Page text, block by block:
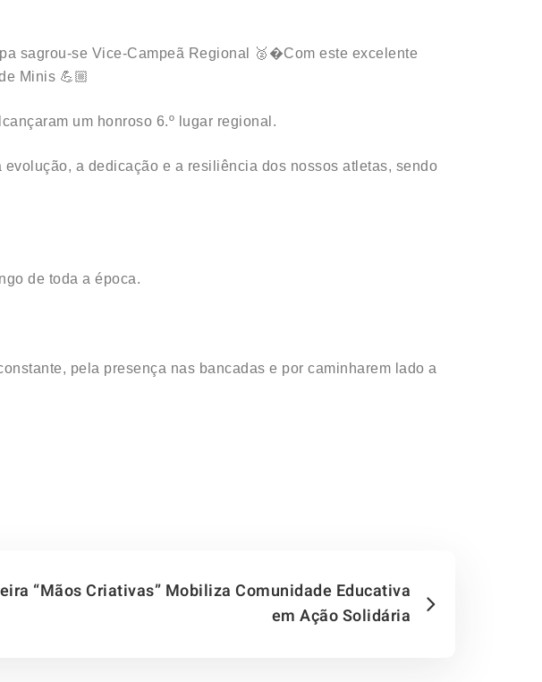
sagrou-se Vice-Campeã Regional 🥈�Com este excelente
Minis 💪🏼
um honroso 6.º lugar regional.
a dedicação e a resiliência dos nossos atletas, sendo
de toda a época.
pela presença nas bancadas e por caminharem lado a
“Mãos Criativas” Mobiliza Comunidade Educativa
em Ação Solidária